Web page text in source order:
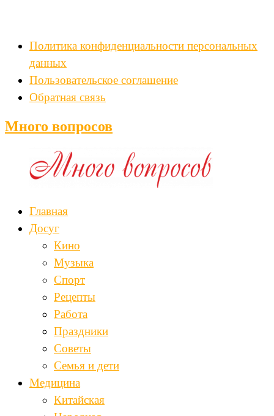
Политика конфиденциальности персональных
данных
Пользовательское соглашение
Обратная связь
Много вопросов
Главная
Досуг
Кино
Музыка
Спорт
Рецепты
Работа
Праздники
Советы
Семья и дети
Медицина
Китайская